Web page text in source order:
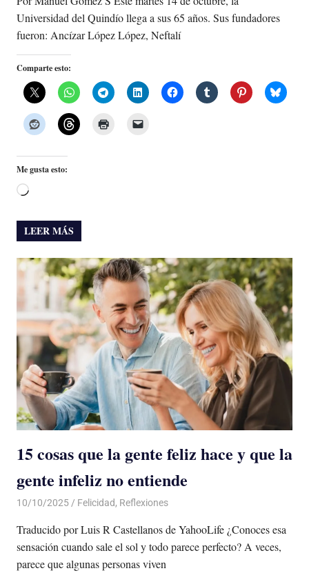
Universidad del Quindío llega a sus 65 años. Sus fundadores
fueron: Ancízar López López, Neftalí
Comparte esto:
Me gusta esto:
Cargando...
LEER MÁS
15 cosas que la gente feliz hace y que la
gente infeliz no entiende
10/10/2025 De todo un Poco
Felicidad, Reflexiones
Traducido por Luis R Castellanos de YahooLife ¿Conoces esa
sensación cuando sale el sol y todo parece perfecto? A veces,
parece que algunas personas viven